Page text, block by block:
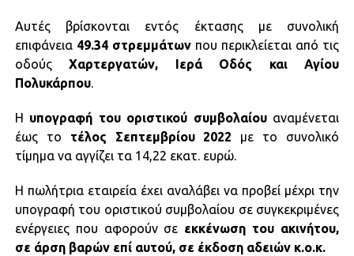
Αυτές βρίσκονται εντός έκτασης με συνολική
επιφάνεια 49.34 στρεμμάτωνπου περικλείεται από τις
οδούςΧαρτεργατών, Ιερά Οδός και Αγίου
Πολυκάρπου.
Η υπογραφή του οριστικού συμβολαίουαναμένεται
έως το τέλος Σεπτεμβρίου 2022 με το συνολικό
τίμημα να αγγίζει τα 14,22 εκατ. ευρώ.
Η πωλήτρια εταιρεία έχει αναλάβει να προβεί μέχρι την
υπογραφή του οριστικού συμβολαίου σε συγκεκριμένες
ενέργειες που αφορούν σε εκκένωση του ακινήτου,
σε άρση βαρών επί αυτού, σε έκδοση αδειών κ.ο.κ.